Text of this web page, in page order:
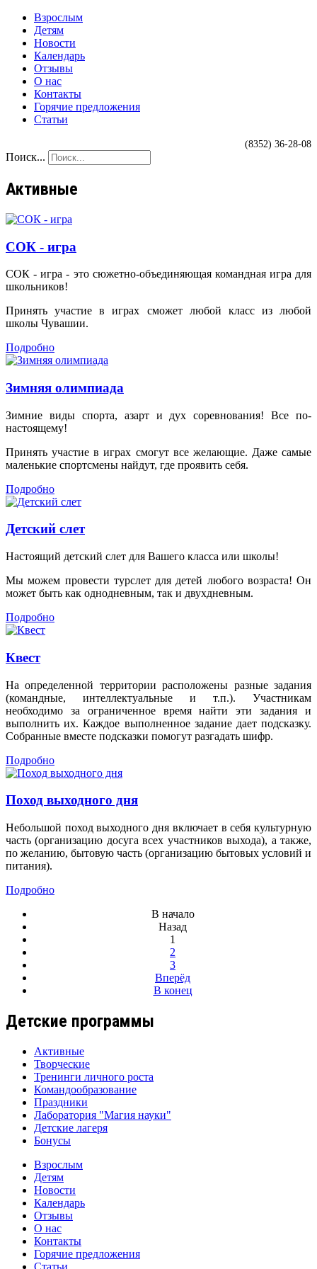
Взрослым
Детям
Новости
Календарь
Отзывы
О нас
Контакты
Горячие предложения
Статьи
(8352) 36-28-08
Поиск...
Активные
СОК - игра
СОК - игра - это сюжетно-объединяющая командная игра для
школьников!
Принять участие в играх сможет любой класс из любой
школы Чувашии.
Подробно
Зимняя олимпиада
Зимние виды спорта, азарт и дух соревнования! Все по-
настоящему!
Принять участие в играх смогут все желающие. Даже самые
маленькие спортсмены найдут, где проявить себя.
Подробно
Детский слет
Настоящий детский слет для Вашего класса или школы!
Мы можем провести турслет для детей любого возраста! Он
может быть как однодневным, так и двухдневным.
Подробно
Квест
На определенной территории расположены разные задания
(командные, интеллектуальные и т.п.). Участникам
необходимо за ограниченное время найти эти задания и
выполнить их. Каждое выполненное задание дает подсказку.
Собранные вместе подсказки помогут разгадать шифр.
Подробно
Поход выходного дня
Небольшой поход выходного дня включает в себя культурную
часть (организацию досуга всех участников выхода), а также,
по желанию, бытовую часть (организацию бытовых условий и
питания).
Подробно
В начало
Назад
1
2
3
Вперёд
В конец
Детские программы
Активные
Творческие
Тренинги личного роста
Командообразование
Праздники
Лаборатория "Магия науки"
Детские лагеря
Бонусы
Взрослым
Детям
Новости
Календарь
Отзывы
О нас
Контакты
Горячие предложения
Статьи